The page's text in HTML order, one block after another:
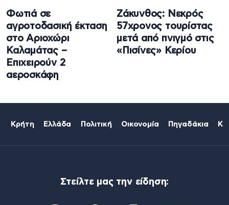
Φωτιά σε
αγροτοδασική έκταση
στο Αριοχώρι
Καλαμάτας –
Επιχειρούν 2
αεροσκάφη
Ζάκυνθος: Νεκρός
57χρονος τουρίστας
μετά από πνιγμό στις
«Πισίνες» Κερίου
Κρήτη Ελλάδα Πολιτική Οικονομία Πηγαδάκια
Στείλτε μας την είδηση: